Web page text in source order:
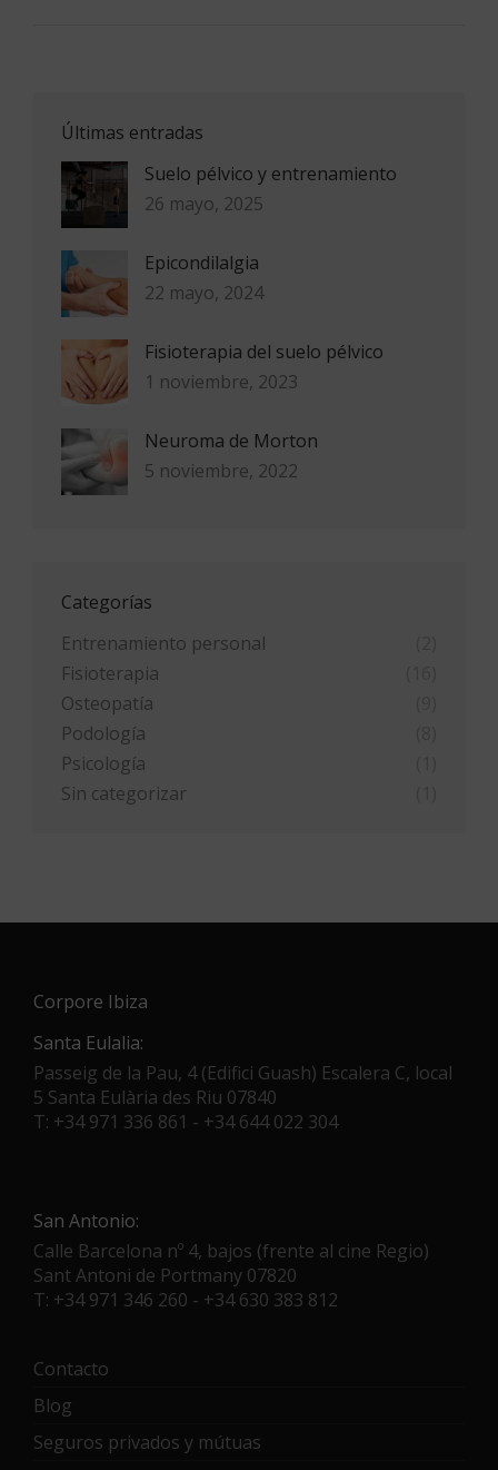
Últimas entradas
Suelo pélvico y entrenamiento
26 mayo, 2025
Epicondilalgia
22 mayo, 2024
Fisioterapia del suelo pélvico
1 noviembre, 2023
Neuroma de Morton
5 noviembre, 2022
Categorías
Entrenamiento personal
Fisioterapia
Osteopatía
Podología
Psicología
Sin categorizar
Corpore Ibiza
Santa Eulalia:
Passeig de la Pau, 4 (Edifici Guash) Escalera C, local
5 Santa Eulària des Riu 07840
T: +34 971 336 861 - +34 644 022 304
San Antonio:
Calle Barcelona nº 4, bajos (frente al cine Regio)
Sant Antoni de Portmany 07820
T: +34 971 346 260 - +34 630 383 812
Contacto
Blog
Seguros privados y mútuas